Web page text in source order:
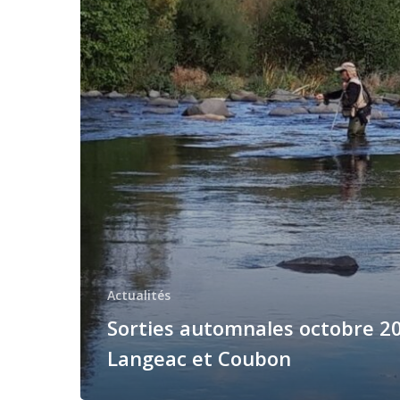
Langeac
et
Coubon
Actualités
Sorties automnales octobre
Langeac et Coubon